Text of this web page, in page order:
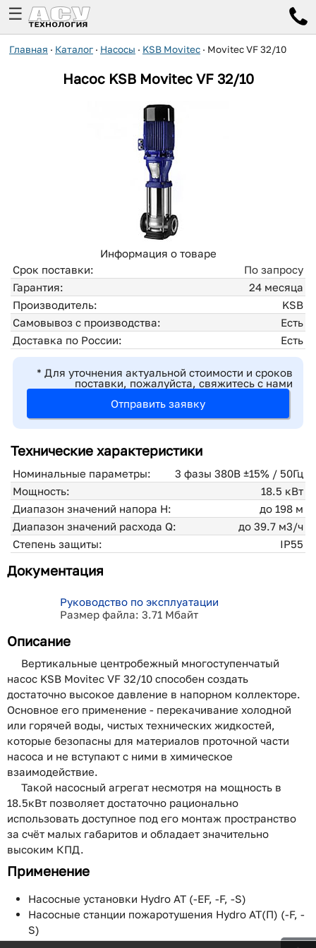
☰
Главная · Каталог · Насосы · KSB Movitec · Movitec VF 32/10
НасосKSB Movitec VF 32/10
Информация о товаре
Срок поставки:
По запросу
Гарантия:
24 месяца
Производитель:
KSB
Самовывоз с производства:
Есть
Доставка по России:
Есть
* Для уточнения актуальной стоимости и сроков
поставки, пожалуйста, свяжитесь с нами
Отправить заявку
Технические характеристики
Номинальные параметры:
3 фазы 380В ±15% / 50Гц
Мощность:
18.5 кВт
Диапазон значений напора H:
до 198 м
Диапазон значений расхода Q:
до 39.7 м3/ч
Степень защиты:
IP55
Документация
Руководство по эксплуатации
Размер файла: 3.71 Мбайт
Описание
Вертикальные центробежный многоступенчатый
насос KSB Movitec VF 32/10 способен создать
достаточно высокое давление в напорном коллекторе.
Основное его применение - перекачивание холодной
или горячей воды, чистых технических жидкостей,
которые безопасны для материалов проточной части
насоса и не вступают с ними в химическое
взаимодействие.
Такой насосный агрегат несмотря на мощность в
18.5кВт позволяет достаточно рационально
использовать доступное под его монтаж пространство
за счёт малых габаритов и обладает значительно
высоким КПД.
Применение
Насосные установки Hydro AT (-EF, -F, -S)
Насосные станции пожаротушения Hydro AT(П) (-F, -
S)